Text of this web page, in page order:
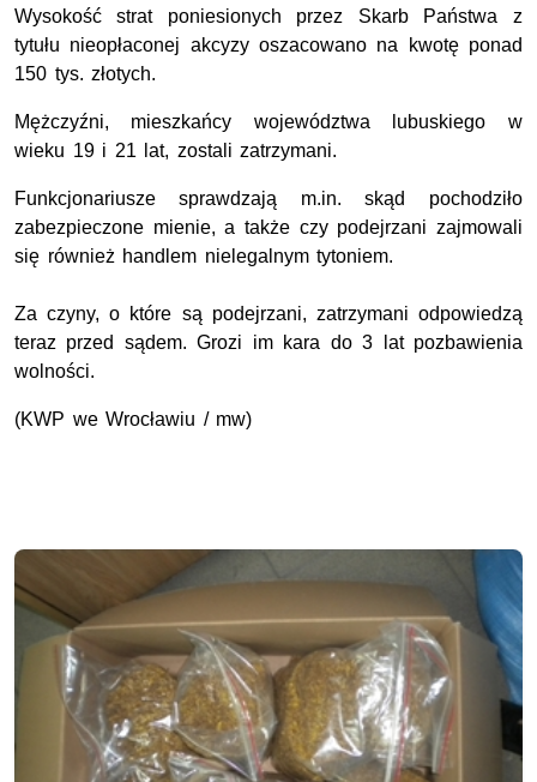
Wysokość strat poniesionych przez Skarb Państwa z
tytułu nieopłaconej akcyzy oszacowano na kwotę ponad
150 tys. złotych.
Mężczyźni, mieszkańcy województwa lubuskiego w
wieku 19 i 21 lat, zostali zatrzymani.
Funkcjonariusze sprawdzają m.in. skąd pochodziło
zabezpieczone mienie, a także czy podejrzani zajmowali
się również handlem nielegalnym tytoniem.
Za czyny, o które są podejrzani, zatrzymani odpowiedzą
teraz przed sądem. Grozi im kara do 3 lat pozbawienia
wolności.
(KWP we Wrocławiu / mw)